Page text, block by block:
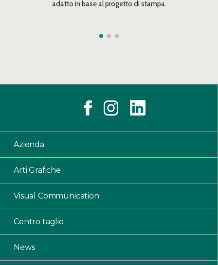
adatto in base al progetto di stampa.
Azienda
Arti Grafiche
Visual Communication
Centro taglio
News